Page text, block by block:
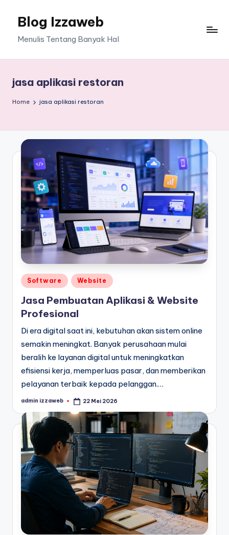
Blog Izzaweb
Menulis Tentang Banyak Hal
jasa aplikasi restoran
Home jasa aplikasi restoran
Posted
in
Software Website
Jasa Pembuatan Aplikasi & Website
Profesional
Di era digital saat ini, kebutuhan akan sistem online
semakin meningkat. Banyak perusahaan mulai
beralih ke layanan digital untuk meningkatkan
efisiensi kerja, memperluas pasar, dan memberikan
pelayanan terbaik kepada pelanggan.…
Posted
admin izzaweb 22 Mei 2026